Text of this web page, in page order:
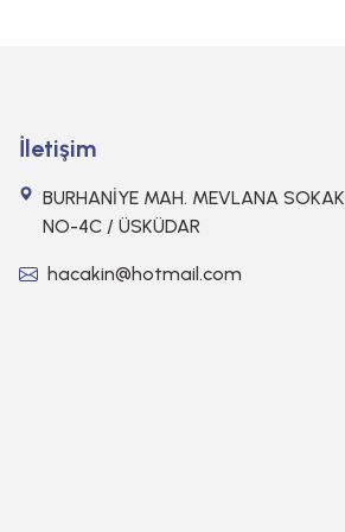
İletişim
BURHANİYE MAH. MEVLANA SOKAK
NO-4C / ÜSKÜDAR
hacakin@hotmail.com